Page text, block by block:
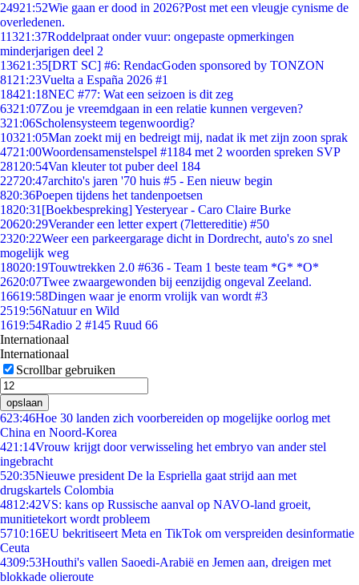
24921:52Wie gaan er dood in 2026?Post met een vleugje cynisme de
overledenen.
11321:37Roddelpraat onder vuur: ongepaste opmerkingen
minderjarigen deel 2
13621:35[DRT SC] #6: RendacGoden sponsored by TONZON
81 21:23Vuelta a España 2026 #1
18421:18NEC #77: Wat een seizoen is dit zeg
6321:07Zou je vreemdgaan in een relatie kunnen vergeven?
321:06Scholensysteem tegenwoordig?
10321:05Man zoekt mij en bedreigt mij, nadat ik met zijn zoon sprak
4721:00Woordensamenstelspel #1184 met 2 woorden spreken SVP
281 20:54Van kleuter tot puber deel 184
22720:47archito's jaren '70 huis #5 - Een nieuw begin
820:36Poepen tijdens het tandenpoetsen
1820:31 [Boekbespreking] Yesteryear - Caro Claire Burke
20620:29Verander een letter expert (7lettereditie) #50
2320:22Weer een parkeergarage dicht in Dordrecht, auto's zo snel
mogelijk weg
18020:19Touwtrekken 2.0 #636 - Team 1 beste team *G* *O*
2620:07Twee zwaargewonden bij eenzijdig ongeval Zeeland.
16619:58Dingen waar je enorm vrolijk van wordt #3
2519:56Natuur en Wild
1619:54Radio 2 #145 Ruud 66
Internationaal
Internationaal
Scrollbar gebruiken
opslaan
623:46Hoe 30 landen zich voorbereiden op mogelijke oorlog met
China en Noord-Korea
421:14Vrouw krijgt door verwisseling het embryo van ander stel
ingebracht
520:35Nieuwe president De la Espriella gaat strijd aan met
drugskartels Colombia
4812:42VS: kans op Russische aanval op NAVO-land groeit,
munitietekort wordt probleem
5710:16EU bekritiseert Meta en TikTok om verspreiden desinformatie
Ceuta
4309:53Houthi's vallen Saoedi-Arabië en Jemen aan, dreigen met
blokkade olieroute